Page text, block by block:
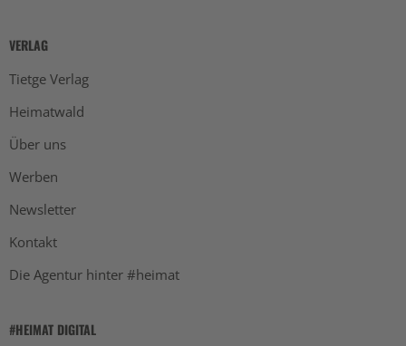
VERLAG
Tietge Verlag
Heimatwald
Über uns
Werben
Newsletter
Kontakt
Die Agentur hinter #heimat
#HEIMAT DIGITAL